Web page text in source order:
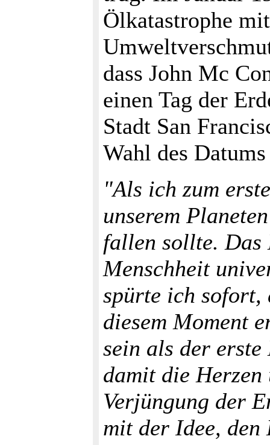
Ölkatastrophe
dass John Mc
einen Tag der
Stadt San
Wahl des
"Als ich zum
unserem
fallen sollte. Das
Menschheit
spürte ich sofort,
diesem Moment
sein als der
damit die Herzen
Verjüngung der
mit der Idee,